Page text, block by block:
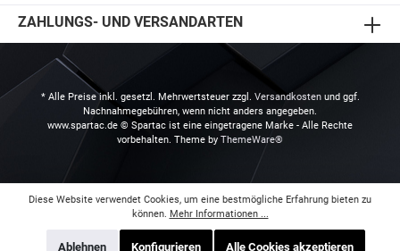
ZAHLUNGS- UND VERSANDARTEN
* Alle Preise inkl. gesetzl. Mehrwertsteuer zzgl. Versandkostenund ggf.
Nachnahmegebühren, wenn nicht anders angegeben.
www.spartac.de © Spartac ist eine eingetragene Marke - Alle Rechte
vorbehalten. Theme by ThemeWare®
Diese Website verwendet Cookies, um eine bestmögliche Erfahrung bieten zu
können. Mehr Informationen ...
Ablehnen Konfigurieren Alle Cookies akzeptieren